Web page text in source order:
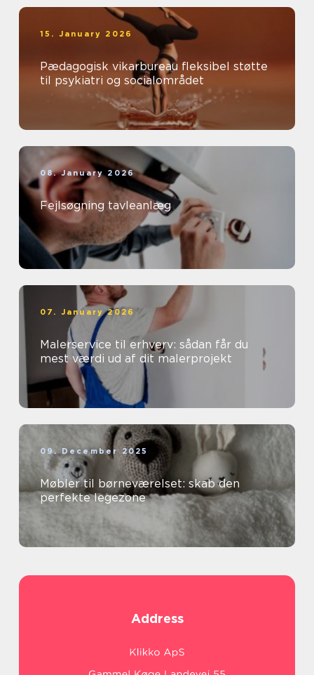
15. January 2026
Pædagogisk vikarbureau fleksibel støtte
til psykiatri og socialområdet
08. January 2026
Fejlsøgning tavleanlæg
07. January 2026
Malerservice til erhverv: sådan får du
mest værdi ud af dit malerprojekt
09. December 2025
Møbler til børneværelset: skab den
perfekte legezone
Address